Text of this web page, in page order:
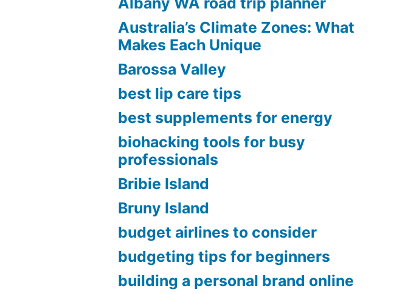
ไฮไลท์
พัก
ดี
อาหาร
ครบ
มี
ไกด์
Australia’s Climate Zones: What
Makes Each Unique
Barossa Valley
best lip care tips
best supplements for energy
biohacking tools for busy
professionals
Bribie Island
Bruny Island
budget airlines to consider
budgeting tips for beginners
building a personal brand online